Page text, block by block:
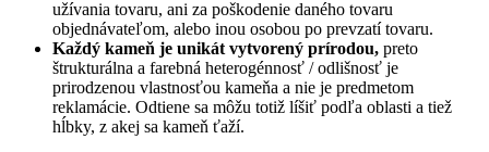
užívania tovaru, ani za poškodenie daného tovaru
objednávateľom, alebo inou osobou po prevzatí tovaru.
Každý kameň je unikát vytvorený prírodou, preto
štrukturálna a farebná heterogénnosť / odlišnosť je
prirodzenou vlastnosťou kameňa a nie je predmetom
reklamácie. Odtiene sa môžu totiž líšiť podľa oblasti a tiež
hĺbky, z akej sa kameň ťaží.